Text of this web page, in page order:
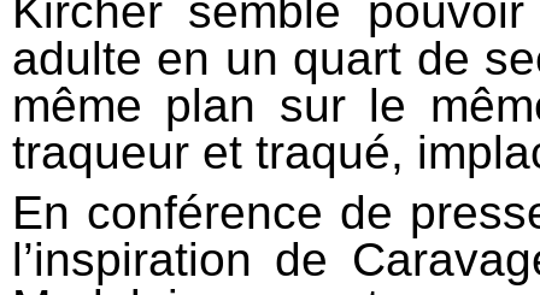
Kircher semble
adulte en un quart de
même plan sur le
traqueur et traqué,
En conférence de
l’inspiration de